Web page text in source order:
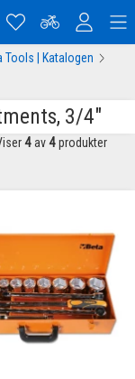
Tools | Katalogen
3/4"
4 av 4 produkter